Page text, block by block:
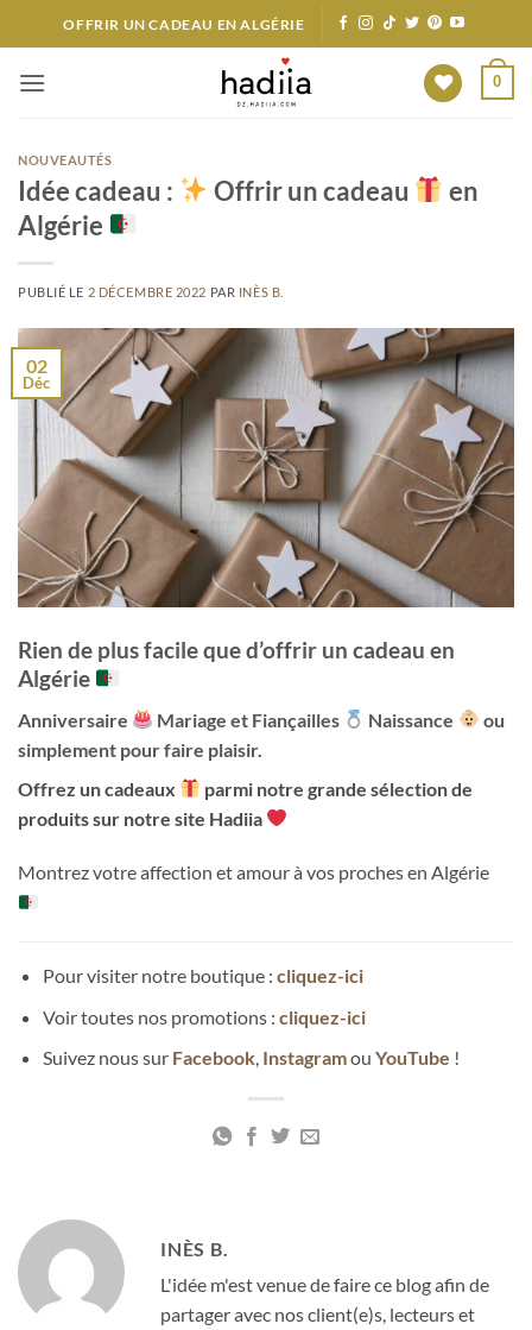
au
contenu
OFFRIR UN CADEAU EN ALGÉRIE
0
NOUVEAUTÉS
Idée cadeau : Offrir un cadeau
en
Algérie
PUBLIÉ LE 2 DÉCEMBRE 2022 PAR INÈS B.
02
Déc
Rien de plus facile que d’offrir un cadeau en
Algérie
Anniversaire Mariage et Fiançailles Naissance
ou
simplement pour faire plaisir.
Offrez un cadeaux
parmi notre grande sélection de
produits sur notre site Hadiia
Montrez votre affection et amour à vos proches en Algérie
Pour visiter notre boutique : cliquez-ici
Voir toutes nos promotions : cliquez-ici
Suivez nous sur Facebook,Instagramou YouTube !
INÈS B.
L'idée m'est venue de faire ce blog afin de
partager avec nos client(e)s, lecteurs et